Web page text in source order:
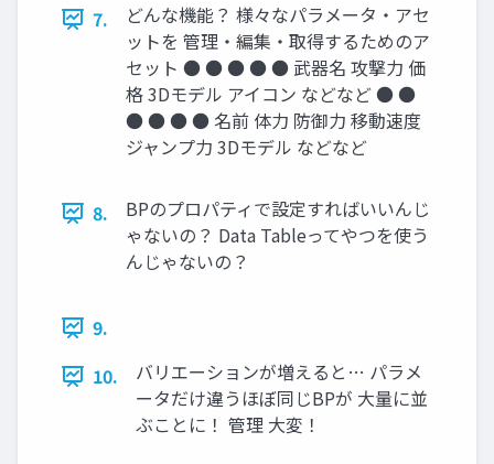
7.
どんな機能？ 様々なパラメータ・アセ
ットを 管理・編集・取得するためのア
セット ● ● ● ● ● 武器名 攻撃力 価
格 3Dモデル アイコン などなど ● ●
● ● ● ● 名前 体力 防御力 移動速度
ジャンプ力 3Dモデル などなど
8.
BPのプロパティで設定すればいいんじ
ゃないの？ Data Tableってやつを使う
んじゃないの？
9.
10.
バリエーションが増えると… パラメ
ータだけ違うほぼ同じBPが 大量に並
ぶことに！ 管理 大変！